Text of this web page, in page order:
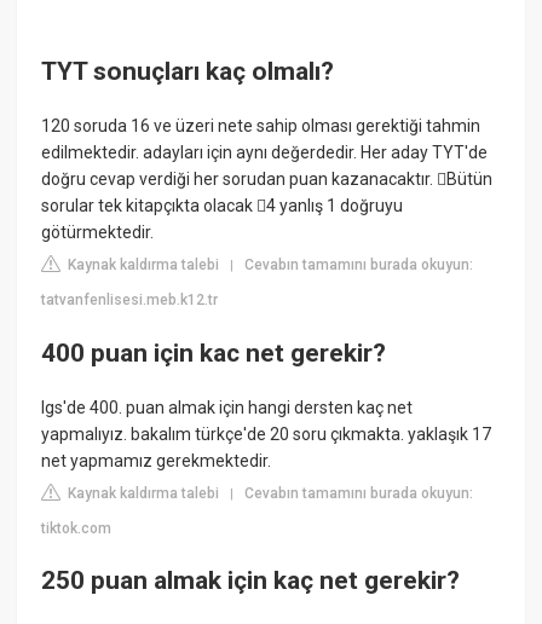
TYT sonuçları kaç olmalı?
120 soruda 16 ve üzeri nete sahip olması gerektiği tahmin
edilmektedir. adayları için aynı değerdedir. Her aday TYT'de
doğru cevap verdiği her sorudan puan kazanacaktır. Bütün
sorular tek kitapçıkta olacak 4 yanlış 1 doğruyu
götürmektedir.
Kaynak kaldırma talebi |Cevabın tamamını burada okuyun:
tatvanfenlisesi.meb.k12.tr
400 puan için kac net gerekir?
lgs'de 400. puan almak için hangi dersten kaç net
yapmalıyız. bakalım türkçe'de 20 soru çıkmakta. yaklaşık 17
net yapmamız gerekmektedir.
Kaynak kaldırma talebi |Cevabın tamamını burada okuyun:
tiktok.com
250 puan almak için kaç net gerekir?